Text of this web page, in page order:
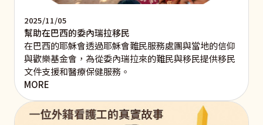
2025/11/05
幫助在巴西的委內瑞拉移民
在巴西的耶穌會透過耶穌會難民服務處團與當地的信仰
與歡樂基金會，為從委內瑞拉來的難民與移民提供移民
文件支援和醫療保健服務。
MORE